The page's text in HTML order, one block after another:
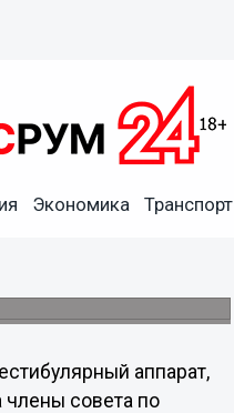
Экономика Транспорт
аппарат,
члены совета по